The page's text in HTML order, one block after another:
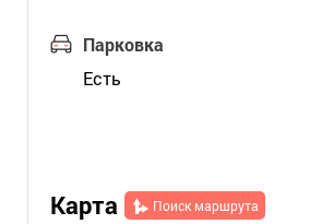
Парковка
Есть
Карта Поиск маршрута